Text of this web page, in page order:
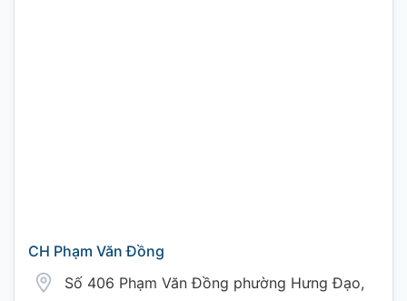
CH Phạm Văn Đồng
Số 406 Phạm Văn Đồng phường Hưng Đạo,